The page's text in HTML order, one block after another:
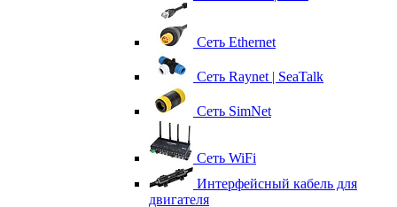
Сеть Ethernet
Сеть Raynet | SeaTalk
Сеть SimNet
Сеть WiFi
Интерфейсный кабель для
двигателя